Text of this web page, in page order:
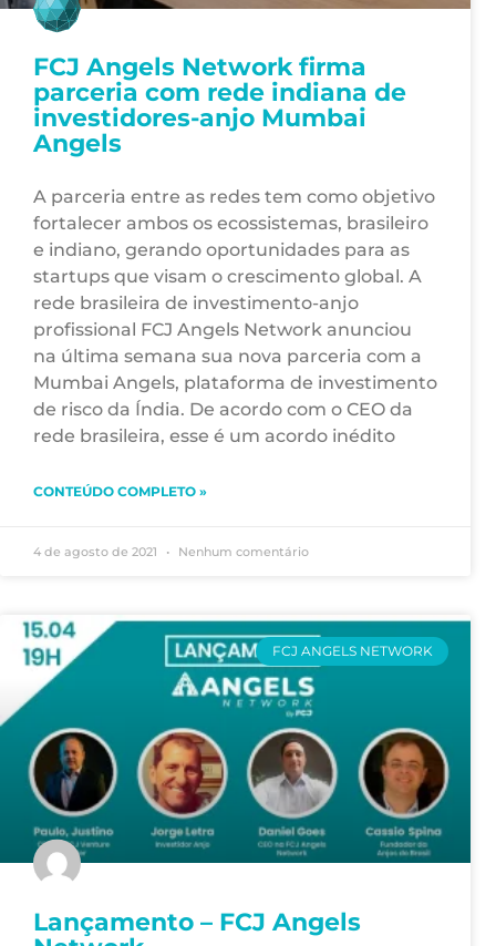
FCJ Angels Network firma
parceria com rede indiana de
investidores-anjo Mumbai
Angels
A parceria entre as redes tem como objetivo
fortalecer ambos os ecossistemas, brasileiro
e indiano, gerando oportunidades para as
startups que visam o crescimento global. A
rede brasileira de investimento-anjo
profissional FCJ Angels Network anunciou
na última semana sua nova parceria com a
Mumbai Angels, plataforma de investimento
de risco da Índia. De acordo com o CEO da
rede brasileira, esse é um acordo inédito
CONTEÚDO COMPLETO »
4 de agosto de 2021 Nenhum comentário
FCJ ANGELS NETWORK
Lançamento – FCJ Angels